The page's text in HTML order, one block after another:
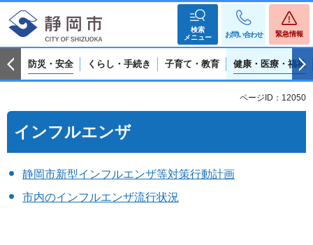
検索
メニュー
お問い合わせ 緊急情報
防災・安全 くらし・手続き 子育て・教育 健康・医療・福祉
ページID：12050
インフルエンザ
静岡市新型インフルエンザ等対策行動計画
市内のインフルエンザ流行状況